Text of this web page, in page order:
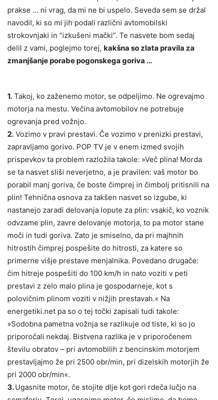
prakse … ni vrag, da mi ne bi uspelo. Seveda sem se držal
navodil, ki so mi jih podali različni avtomobilski
strokovnjaki in “izkušeni mački”. Te nasvete bom sedaj
delil z vami, poglejmo torej, kakšna so zlata pravila za
zmanjšanje porabe pogonskega goriva …
1. Takoj, ko zaženemo motor, se odpeljimo. Ne ogrevajmo
motorja na mestu. Večina avtomobilov ne potrebuje
ogrevanja pred vožnjo.
2. Vozimo v pravi prestavi. Če vozimo v prenizki prestavi,
zapravljamo gorivo. POP TV je v enem izmed svojih
prispevkov ta problem razložila takole: »Več plina! Morda
se ta nasvet sliši neverjetno, a je pravilen: vaš motor bo
porabil manj goriva, če boste čimprej in čimbolj pritisnili na
plin! Tehnična osnova za takšen nasvet so izgube, ki
nastanejo zaradi delovanja lopute za plin: vsakič, ko voznik
odvzame plin, zavre delovanje motorja, to pa motor stane
moči in tudi goriva. Zato je smiselno, da pri majhnih
hitrostih čimprej pospešite do hitrosti, za katere so
primerne višje prestave menjalnika. Povedano drugače:
čim hitreje pospešiti do 100 km/h in nato voziti v peti
prestavi z zelo malo plina je gospodarneje, kot s
polovičnim plinom voziti v nižjih prestavah.« Na
energetiki.net pa so o tej točki zapisali tudi takole:
»Sodobna pametna vožnja se razlikuje od tiste, ki so jo
priporočali nekdaj. Bistvena razlika je v priporočenem
številu obratov – pri avtomobilih z bencinskim motorjem
prestavljajmo že pri 2500 obr/min, pri dizelskih motorjih že
pri 2000 obr/min«.
3.Ugasnite motor, če stojite dlje kot gori rdeča lučjo na